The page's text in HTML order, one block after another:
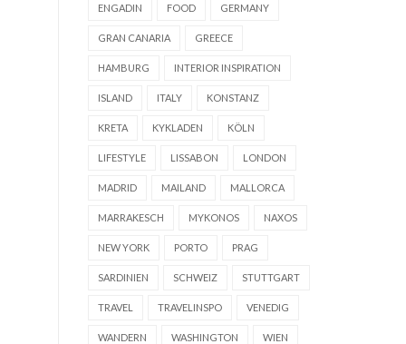
ENGADIN FOOD GERMANY
GRAN CANARIA GREECE
HAMBURG INTERIOR INSPIRATION
ISLAND ITALY KONSTANZ
KRETA KYKLADEN KÖLN
LIFESTYLE LISSABON LONDON
MADRID MAILAND MALLORCA
MARRAKESCH MYKONOS NAXOS
NEW YORK PORTO PRAG
SARDINIEN SCHWEIZ STUTTGART
TRAVEL TRAVELINSPO VENEDIG
WANDERN WASHINGTON WIEN